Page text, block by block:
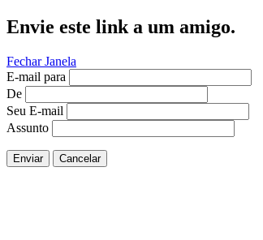
Envie este link a um amigo.
Fechar Janela
E-mail para
De
Seu E-mail
Assunto
Enviar Cancelar